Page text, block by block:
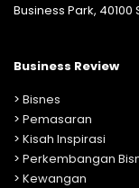
Business Park,
Business Review
> Bisnes
> Pemasaran
> Kisah Inspirasi
> Perkembangan
> Kewangan